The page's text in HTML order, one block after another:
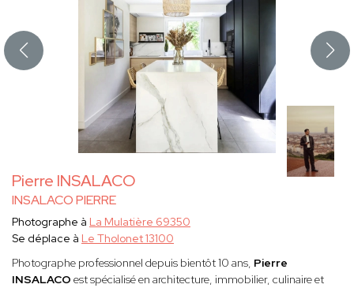
Pierre INSALACO
INSALACO PIERRE
Photographe à La Mulatière 69350
Se déplace à Le Tholonet 13100
Photographe professionnel depuis bientôt 10 ans, Pierre
INSALACO est spécialisé en architecture, immobilier, culinaire et